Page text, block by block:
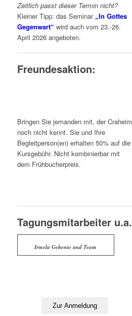
Zeitlich passt dieser Termin nicht?
Kleiner Tipp: das Seminar „In Gottes
Gegenwart“ wird auch vom 23.-26.
April 2026 angeboten.
Freundesaktion:
Bringen Sie jemanden mit, der Craheim
noch nicht kennt. Sie und Ihre
Begleitperson(en) erhalten 50% auf die
Kursgebühr. Nicht kombinierbar mit
dem Frühbucherpreis.
Tagungsmitarbeiter u.a.
Irmela Gehenio und Team